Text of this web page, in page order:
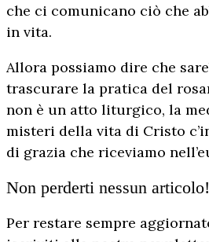
che ci comunicano ciò che
in vita.
Allora possiamo dire che
trascurare la pratica del
non è un atto liturgico, la
misteri della vita di Cristo
di grazia che riceviamo
Non perderti nessun articolo!
Per restare sempre